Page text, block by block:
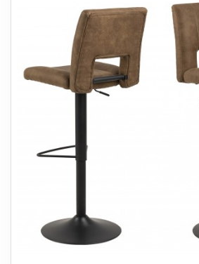
KONTORMØBLER
OPBEVARING
HAVEMØBLER